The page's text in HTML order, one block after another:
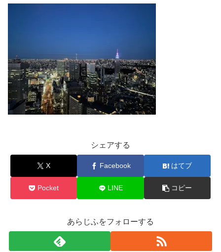
シェアする
X Facebook はてブ
Pocket LINE コピー
あらじふをフォローする